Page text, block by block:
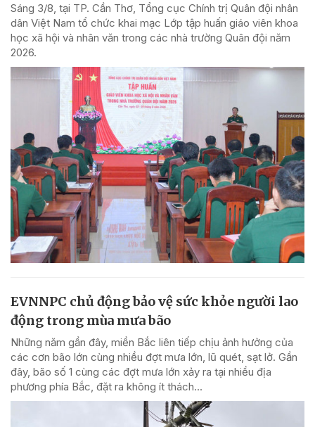
Sáng 3/8, tại TP. Cần Thơ, Tổng cục Chính trị Quân đội nhân
dân Việt Nam tổ chức khai mạc Lớp tập huấn giáo viên khoa
học xã hội và nhân văn trong các nhà trường Quân đội năm
2026.
EVNNPC chủ động bảo vệ sức khỏe người lao
động trong mùa mưa bão
Những năm gần đây, miền Bắc liên tiếp chịu ảnh hưởng của
các cơn bão lớn cùng nhiều đợt mưa lớn, lũ quét, sạt lở. Gần
đây, bão số 1 cùng các đợt mưa lớn xảy ra tại nhiều địa
phương phía Bắc, đặt ra không ít thách...